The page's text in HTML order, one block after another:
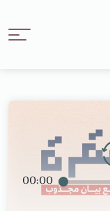
00:00